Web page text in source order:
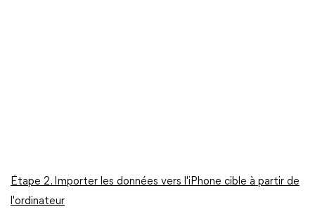
Étape 2. Importer les données vers l'iPhone cible à partir de
l'ordinateur